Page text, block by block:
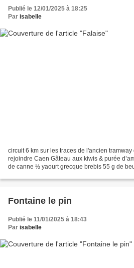
Publié le 12/01/2025 à 18:25
Par isabelle
circuit 6 km sur les traces de l'ancien
rejoindre Caen Gâteau aux kiwis & purée
de canne ½ yaourt grecque brebis 55 g de
Fontaine le pin
Publié le 11/01/2025 à 18:43
Par isabelle